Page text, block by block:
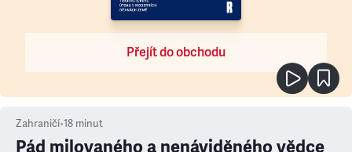
Přejít do obchodu
Zahraničí•18 minut
Pád milovaného a nenáviděného vědce